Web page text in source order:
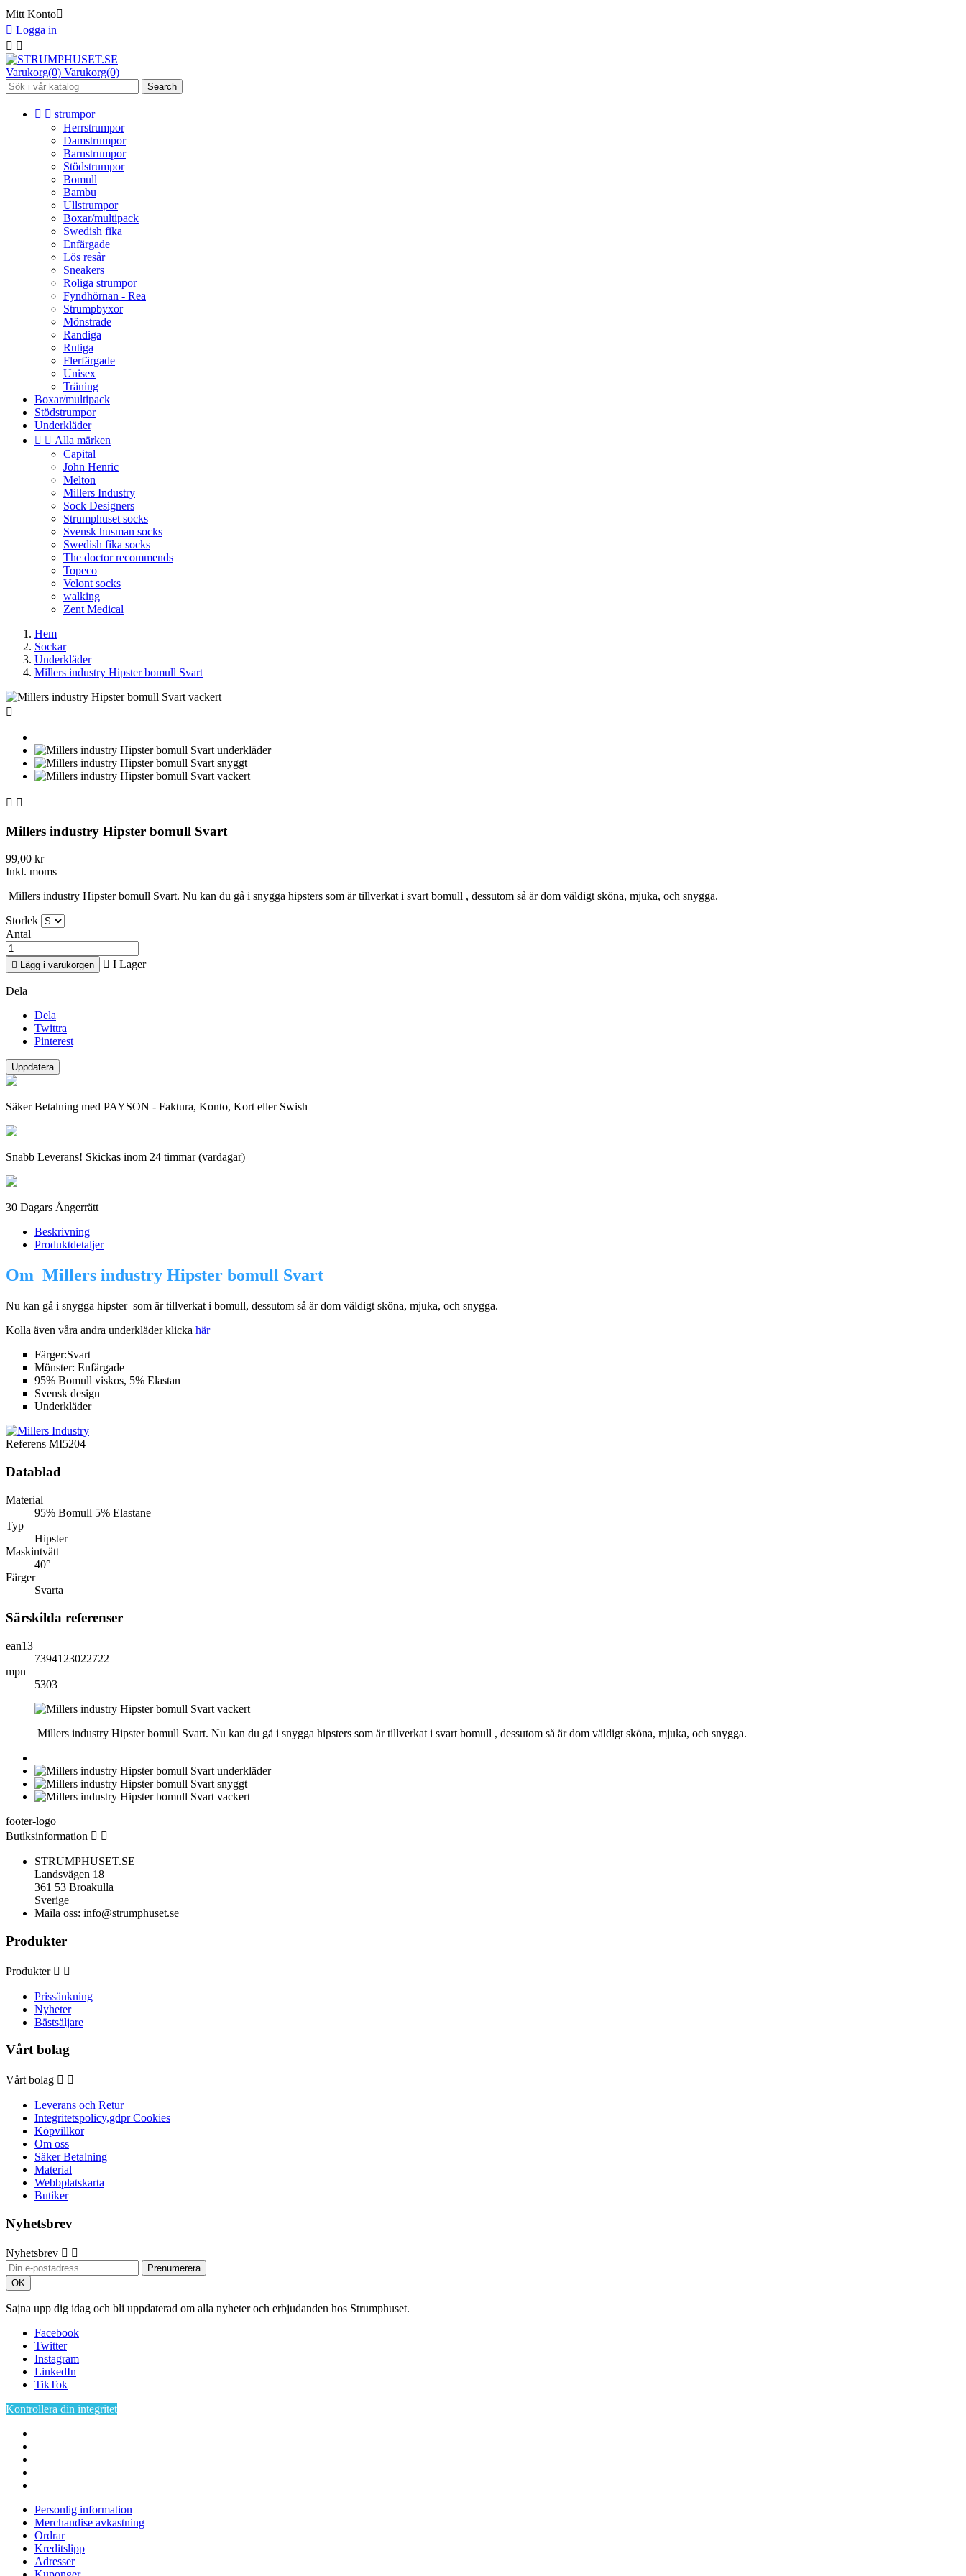
Mitt Konto
 Logga in
 
Varukorg(0) Varukorg(0)
Search
  strumpor
Herrstrumpor
Damstrumpor
Barnstrumpor
Stödstrumpor
Bomull
Bambu
Ullstrumpor
Boxar/multipack
Swedish fika
Enfärgade
Lös resår
Sneakers
Roliga strumpor
Fyndhörnan - Rea
Strumpbyxor
Mönstrade
Randiga
Rutiga
Flerfärgade
Unisex
Träning
Boxar/multipack
Stödstrumpor
Underkläder
  Alla märken
Capital
John Henric
Melton
Millers Industry
Sock Designers
Strumphuset socks
Svensk husman socks
Swedish fika socks
The doctor recommends
Topeco
Velont socks
walking
Zent Medical
Hem
Sockar
Underkläder
Millers industry Hipster bomull Svart

 
Millers industry Hipster bomull Svart
99,00 kr
Inkl. moms
Millers industry Hipster bomull Svart. Nu kan du gå i snygga hipsters som är tillverkat i svart bomull , dessutom så är dom väldigt sköna, mjuka, och snygga.
Storlek
Antal
 Lägg i varukorgen  I Lager
Dela
Dela
Twittra
Pinterest
Säker Betalning med PAYSON - Faktura, Konto, Kort eller Swish
Snabb Leverans! Skickas inom 24 timmar (vardagar)
30 Dagars Ångerrätt
Beskrivning
Produktdetaljer
Om Millers industry Hipster bomull Svart
Nu kan gå i snygga hipster som är tillverkat i bomull, dessutom så är dom väldigt sköna, mjuka, och snygga.
Kolla även våra andra underkläder klicka här
Färger:Svart
Mönster: Enfärgade
95% Bomull viskos, 5% Elastan
Svensk design
Underkläder
Referens MI5204
Datablad
Material
95% Bomull 5% Elastane
Typ
Hipster
Maskintvätt
40°
Färger
Svarta
Särskilda referenser
ean13
7394123022722
mpn
5303
Millers industry Hipster bomull Svart. Nu kan du gå i snygga hipsters som är tillverkat i svart bomull , dessutom så är dom väldigt sköna, mjuka, och snygga.
footer-logo
Butiksinformation  
STRUMPHUSET.SE
Landsvägen 18
361 53 Broakulla
Sverige
Maila oss: info@strumphuset.se
Produkter
Produkter  
Prissänkning
Nyheter
Bästsäljare
Vårt bolag
Vårt bolag  
Leverans och Retur
Integritetspolicy,gdpr Cookies
Köpvillkor
Om oss
Säker Betalning
Material
Webbplatskarta
Butiker
Nyhetsbrev
Nyhetsbrev  
Sajna upp dig idag och bli uppdaterad om alla nyheter och erbjudanden hos Strumphuset.
Facebook
Twitter
Instagram
LinkedIn
TikTok
Kontrollera din integritet
Personlig information
Merchandise avkastning
Ordrar
Kreditslipp
Adresser